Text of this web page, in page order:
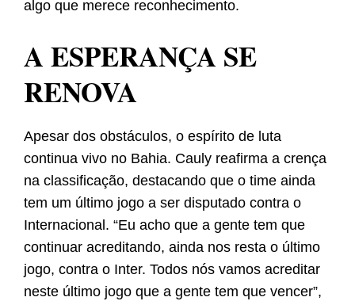
algo que merece reconhecimento.
A ESPERANÇA SE
RENOVA
Apesar dos obstáculos, o espírito de luta
continua vivo no Bahia. Cauly reafirma a crença
na classificação, destacando que o time ainda
tem um último jogo a ser disputado contra o
Internacional. “Eu acho que a gente tem que
continuar acreditando, ainda nos resta o último
jogo, contra o Inter. Todos nós vamos acreditar
neste último jogo que a gente tem que vencer”,